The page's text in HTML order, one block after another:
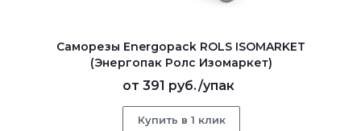
Саморезы Energopack ROLS ISOMARKET
(Энергопак Ролс Изомаркет)
от 391 руб./упак
Купить в 1 клик